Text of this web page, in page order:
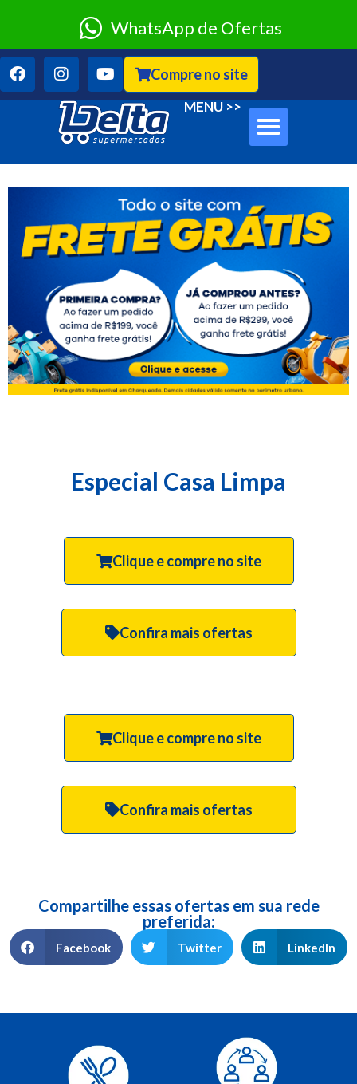
WhatsApp de Ofertas
Compre no site
MENU >>
Especial Casa Limpa
Clique e compre no site
Confira mais ofertas
Clique e compre no site
Confira mais ofertas
Compartilhe essas ofertas em sua rede
preferida:
Facebook Twitter LinkedIn